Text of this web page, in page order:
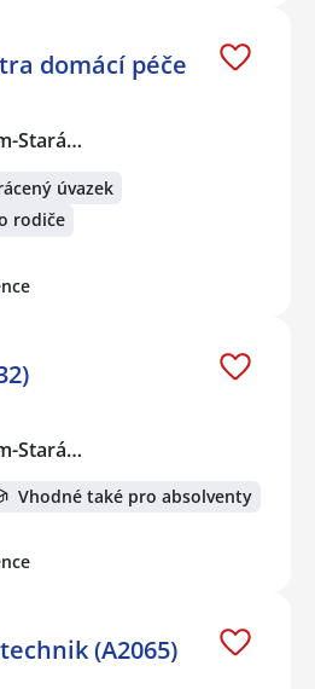
domácí péče
Stará…
úvazek
rodiče
Stará…
Vhodné také pro absolventy
(A2065)